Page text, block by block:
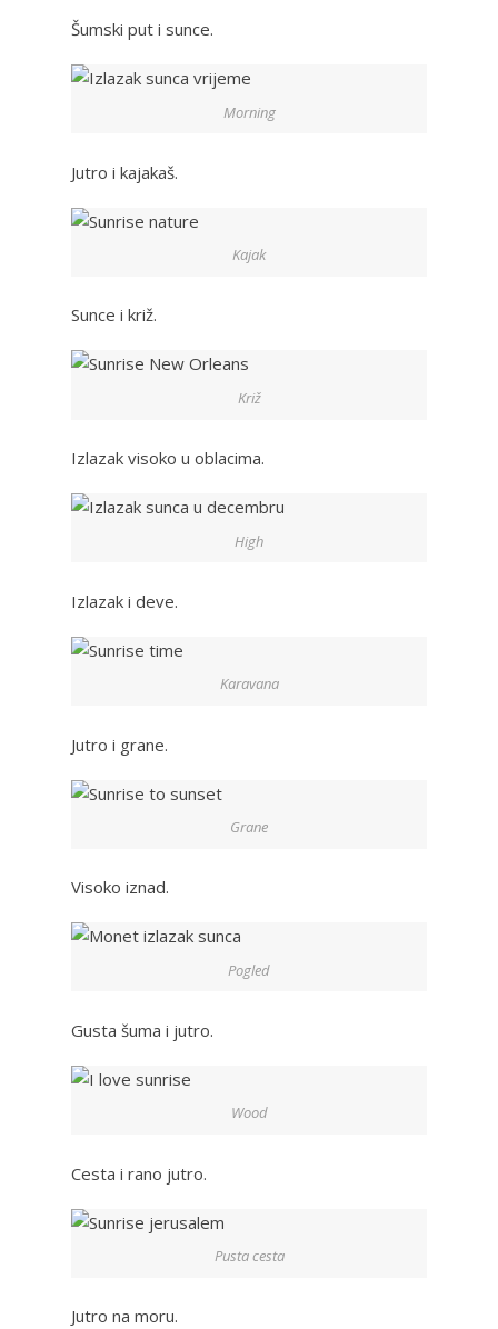
Šumski put i sunce.
Morning
Jutro i kajakaš.
Kajak
Sunce i križ.
Križ
Izlazak visoko u oblacima.
High
Izlazak i deve.
Karavana
Jutro i grane.
Grane
Visoko iznad.
Pogled
Gusta šuma i jutro.
Wood
Cesta i rano jutro.
Pusta cesta
Jutro na moru.